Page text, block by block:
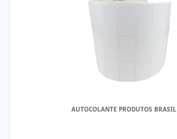
AUTOCOLANTE PRODUTOS BRASIL